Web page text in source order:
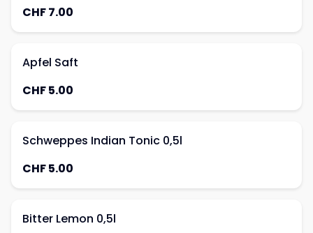
CHF 7.00
Apfel Saft
CHF 5.00
Schweppes Indian Tonic 0,5l
CHF 5.00
Bitter Lemon 0,5l